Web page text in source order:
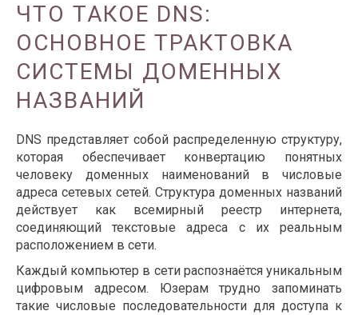
ЧТО ТАКОЕ DNS:
ОСНОВНОЕ ТРАКТОВКА
СИСТЕМЫ ДОМЕННЫХ
НАЗВАНИЙ
DNS представляет собой распределенную структуру,
которая обеспечивает конвертацию понятных
человеку доменных наименований в числовые
адреса сетевых сетей. Структура доменных названий
действует как всемирный реестр интернета,
соединяющий текстовые адреса с их реальным
расположением в сети.
Каждый компьютер в сети распознаётся уникальным
цифровым адресом. Юзерам трудно запоминать
такие числовые последовательности для доступа к